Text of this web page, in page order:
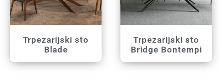
Trpezarijski sto
Blade
Trpezarijski sto
Bridge Bontempi